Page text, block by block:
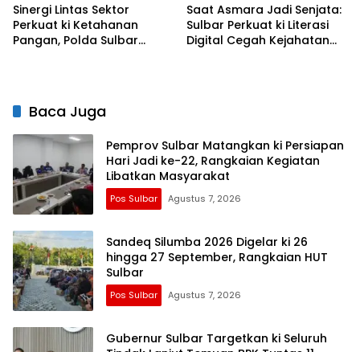
Sinergi Lintas Sektor
Perkuat ki Ketahanan
Pangan, Polda Sulbar
Saat Asmara Jadi Senjata:
Sulbar Perkuat ki Literasi
Digital Cegah Kejahatan
Baca Juga
Pemprov Sulbar Matangkan ki Persiapan
Hari Jadi ke-22, Rangkaian Kegiatan
Libatkan Masyarakat
Pos Sulbar Agustus 7, 2026
Sandeq Silumba 2026 Digelar ki 26
hingga 27 September, Rangkaian HUT
Sulbar
Pos Sulbar Agustus 7, 2026
Gubernur Sulbar Targetkan ki Seluruh